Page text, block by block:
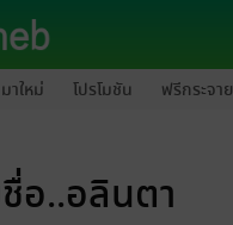
มาใหม่ โปรโมชัน ฟรีกระจาย
อ..อลินตา